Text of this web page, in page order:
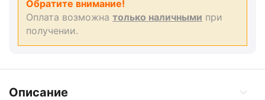
Обратите внимание!
Оплата возможна только наличными при
получении.
Описание